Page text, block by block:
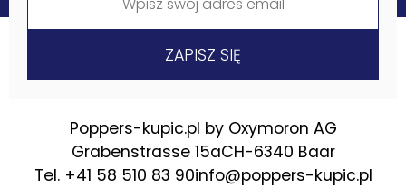
Poppers-kupic.pl by Oxymoron AG
Grabenstrasse 15aCH-6340 Baar
Tel. +41 58 510 83 90info@poppers-kupic.pl